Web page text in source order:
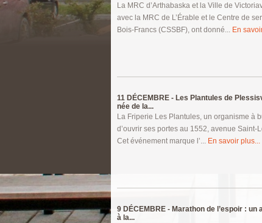
La MRC d’Arthabaska et la Ville de
avec la MRC de L’Érable et le Centre de
Bois-Francs (CSSBF), ont donné... En
11 DÉCEMBRE - Les Plantules de
née de la...
La Friperie Les Plantules, un organisme à
d’ouvrir ses portes au 1552, avenue Saint-
Cet événement marque l’... En savoir plus...
9 DÉCEMBRE - Marathon de l’espoir : un
à la...